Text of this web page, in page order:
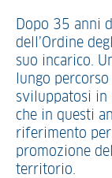
Dopo 35 anni
dell’Ordine
suo incarico.
lungo
sviluppatosi in
che in questi
riferimento
promozione
territorio.